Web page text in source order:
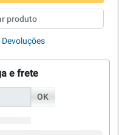
produto
Devoluções
e frete
OK